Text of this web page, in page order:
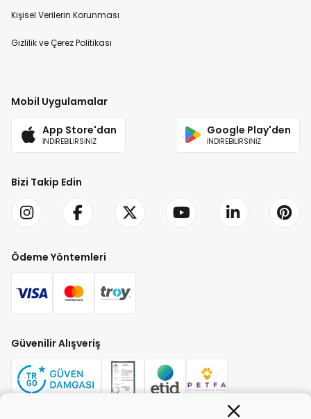
Kişisel Verilerin Korunması
Gizlilik ve Çerez Politikası
Mobil Uygulamalar
App Store'dan
İNDİREBİLİRSİNİZ
Google Play'den
İNDİREBİLİRSİNİZ
Bizi Takip Edin
Ödeme Yöntemleri
Güvenilir Alışveriş